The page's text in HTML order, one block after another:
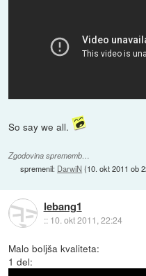
So say we all.
Zgodovina sprememb…
spremenil: DarwiN (10. okt 2011 ob
lebang1
:: 10. okt 2011, 22:24
Malo boljša kvaliteta:
1 del: